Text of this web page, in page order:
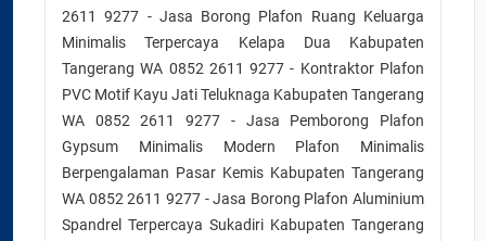
2611 9277 - Jasa Borong Plafon Ruang Keluarga
Minimalis Terpercaya Kelapa Dua Kabupaten
Tangerang WA 0852 2611 9277 - Kontraktor Plafon
PVC Motif Kayu Jati Teluknaga Kabupaten Tangerang
WA 0852 2611 9277 - Jasa Pemborong Plafon
Gypsum Minimalis Modern Plafon Minimalis
Berpengalaman Pasar Kemis Kabupaten Tangerang
WA 0852 2611 9277 - Jasa Borong Plafon Aluminium
Spandrel Terpercaya Sukadiri Kabupaten Tangerang